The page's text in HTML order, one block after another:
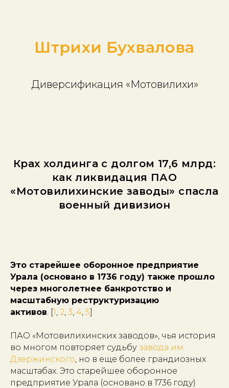
Штрихи Бухвалова
Диверсификация «Мотовилихи»
Крах холдинга с долгом 17,6 млрд:
как ликвидация ПАО
«Мотовилихинские заводы» спасла
военный дивизион
Это старейшее оборонное предприятие
Урала (основано в 1736 году) также прошло
через многолетнее банкротство и
масштабную реструктуризацию
активов. [1, 2, 3, 4, 5]
ПАО «Мотовилихинских заводов», чья история
во многом повторяет судьбу завода им.
Дзержинского, но в еще более грандиозных
масштабах. Это старейшее оборонное
предприятие Урала (основано в 1736 году)